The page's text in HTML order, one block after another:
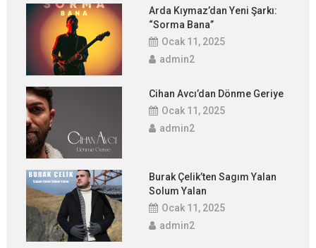
Arda Kıymaz’dan Yeni Şarkı:
“Sorma Bana”
Ocak 11, 2025
admin2
Cihan Avcı’dan Dönme Geriye
Ocak 11, 2025
admin2
Burak Çelik’ten Sagım Yalan
Solum Yalan
Ocak 11, 2025
admin2